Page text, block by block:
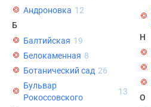
Специальные
предложения
Коммерческие
помещения
Продавцы
застройщики
Андроновка 12
Б
Балтийская 19
Белокаменная 8
Ботанический сад 26
Бульвар
Рокоссовского
13
Н
О